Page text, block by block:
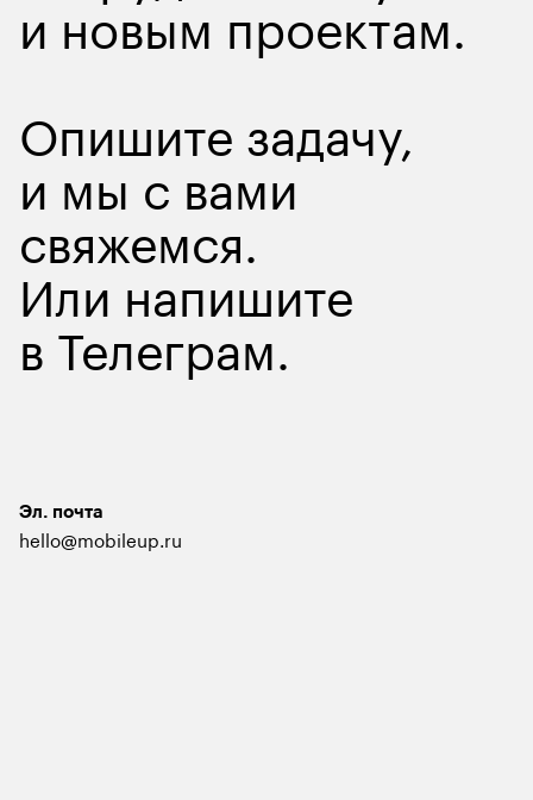
Эл. почта
hello@mobileup.ru
и новым проектам.
Опишите задачу,
и мы с вами
свяжемся.
Или напишите
в Телеграм.